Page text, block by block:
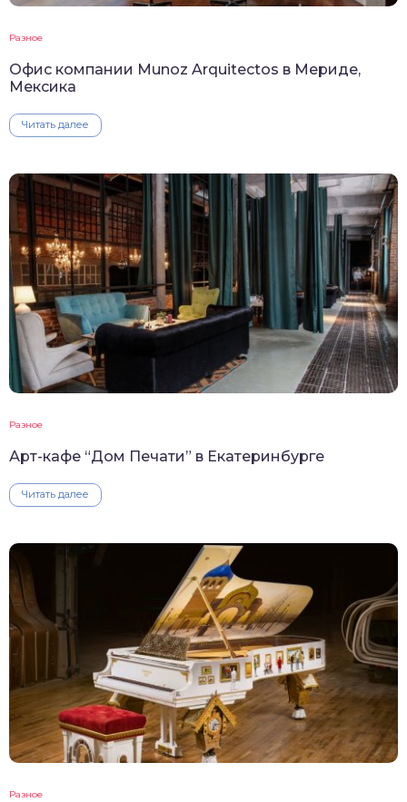
Разное
Офис компании Munoz Arquitectos в Мериде,
Мексика
Читать далее
Разное
Арт-кафе “Дом Печати” в Екатеринбурге
Читать далее
Разное